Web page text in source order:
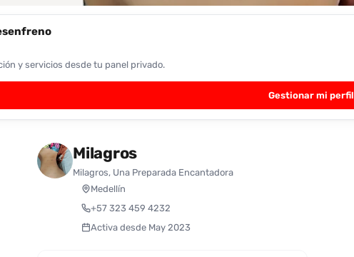
y servicios desde tu panel privado.
Gestionar mi perfil
Milagros
Milagros, Una Preparada Encantadora
Medellín
+57 323 459 4232
Activa desde May 2023